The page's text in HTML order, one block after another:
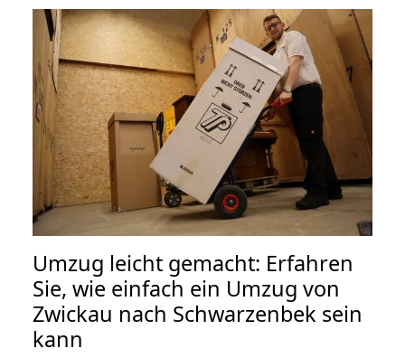
Umzug leicht gemacht: Erfahren
Sie, wie einfach ein Umzug von
Zwickau nach Schwarzenbek sein
kann